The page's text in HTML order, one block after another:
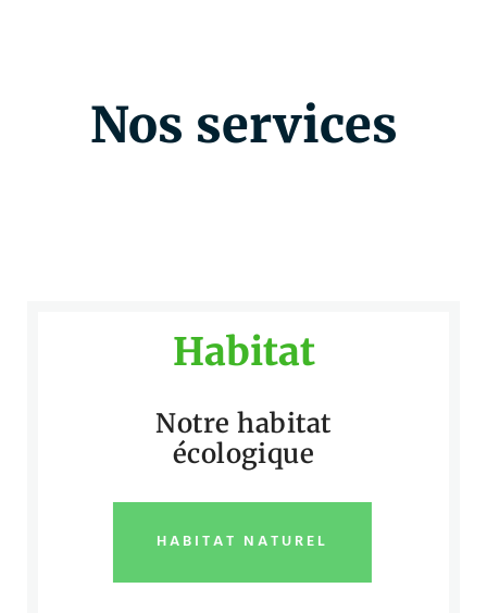
Nos services
Habitat
Notre habitat
écologique
HABITAT NATUREL